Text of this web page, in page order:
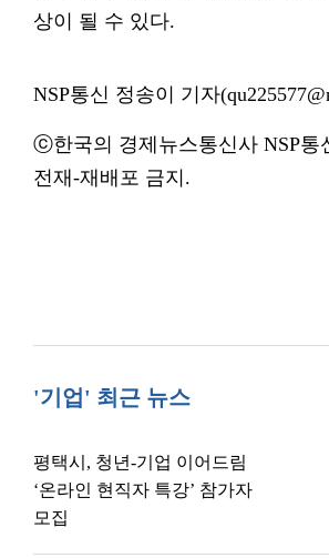
상이 될 수 있다.
NSP통신 정송이 기자
ⓒ한국의 경제뉴스통신사 NSP통
전재-재배포 금지.
'기업' 최근 뉴스
평택시, 청년-기업 이어드림
‘온라인 현직자 특강’ 참가자
모집